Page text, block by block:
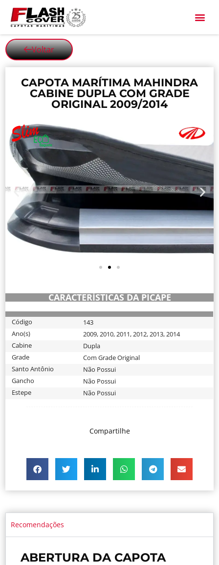
Voltar
CAPOTA MARÍTIMA MAHINDRA
CABINE DUPLA COM GRADE
ORIGINAL 2009/2014
CARACTERÍSTICAS DA PICAPE
Código
143
Ano(s)
2009,2010,2011,2012,2013,2014
Cabine
Dupla
Grade
Com Grade Original
Santo Antônio
Não Possui
Gancho
Não Possui
Estepe
Não Possui
Compartilhe
Recomendações
ABERTURA DA CAPOTA